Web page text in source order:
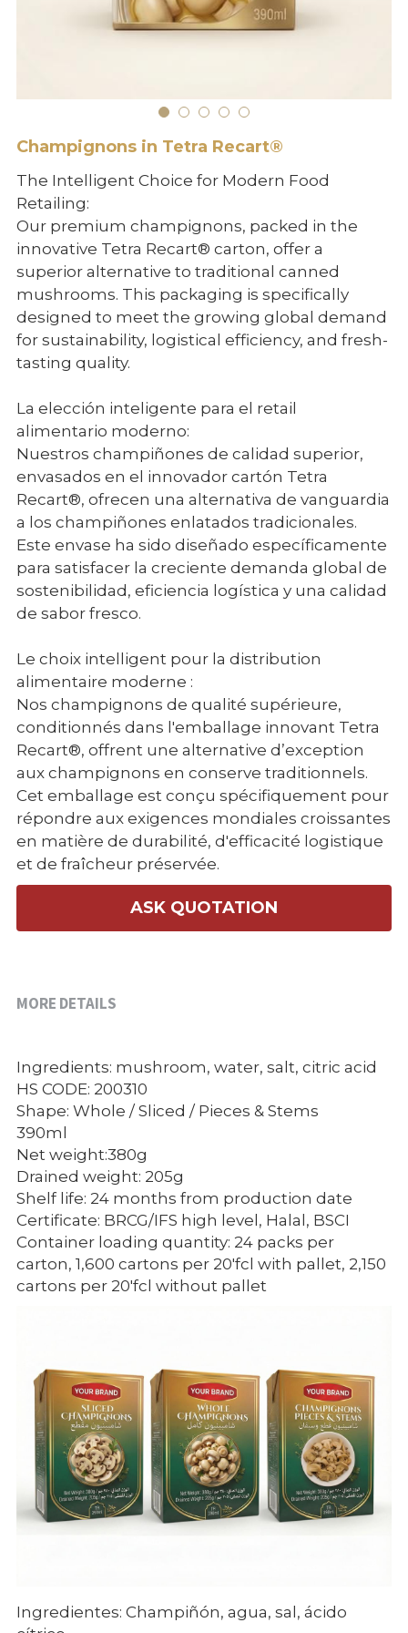
BIO products
English
Get Quote
Champignons in Tetra Recart®
The Intelligent Choice for Modern Food
Retailing:
Our premium champignons, packed in the
innovative Tetra Recart® carton, offer a
superior alternative to traditional canned
mushrooms. This packaging is specifically
designed to meet the growing global demand
for sustainability, logistical efficiency, and fresh-
tasting quality.
La elección inteligente para el retail
alimentario moderno:
Nuestros champiñones de calidad superior,
envasados en el innovador cartón Tetra
Recart®, ofrecen una alternativa de vanguardia
a los champiñones enlatados tradicionales.
Este envase ha sido diseñado específicamente
para satisfacer la creciente demanda global de
sostenibilidad, eficiencia logística y una calidad
de sabor fresco.
Le choix intelligent pour la distribution
alimentaire moderne :
Nos champignons de qualité supérieure,
conditionnés dans l'emballage innovant Tetra
Recart®, offrent une alternative d’exception
aux champignons en conserve traditionnels.
Cet emballage est conçu spécifiquement pour
répondre aux exigences mondiales croissantes
en matière de durabilité, d'efficacité logistique
et de fraîcheur préservée.
ASK QUOTATION
MORE DETAILS
Ingredients: mushroom, water, salt, citric acid
HS CODE: 200310
Shape: Whole / Sliced / Pieces & Stems
390ml
Net weight:380g
Drained weight: 205g
Shelf life: 24 months from production date
Certificate: BRCG/IFS high level, Halal, BSCI
Container loading quantity: 24 packs per
carton, 1,600 cartons per 20'fcl with pallet, 2,150
cartons per 20'fcl without pallet
Ingredientes: Champiñón, agua, sal, ácido